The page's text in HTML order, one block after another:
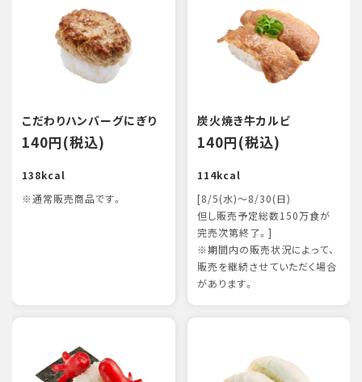
こだわりハンバーグにぎり
140円(税込)
138kcal
※通常販売商品です。
炭火焼き牛カルビ
140円(税込)
114kcal
[8/5(水)～8/30(日)
但し販売予定総数150万食が
完売次第終了。]
※期間内の販売状況によって、
販売を継続させていただく場合
があります。